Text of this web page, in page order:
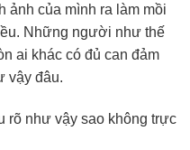
ảnh của mình ra làm mồi
Những người như thế
ai khác có đủ can đảm
vậy đâu.
rõ như vậy sao không trực